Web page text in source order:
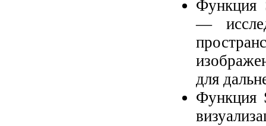
Функция
—
для
Функция